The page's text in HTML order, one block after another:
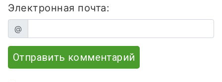
Электронная почта:
@
Отправить комментарий